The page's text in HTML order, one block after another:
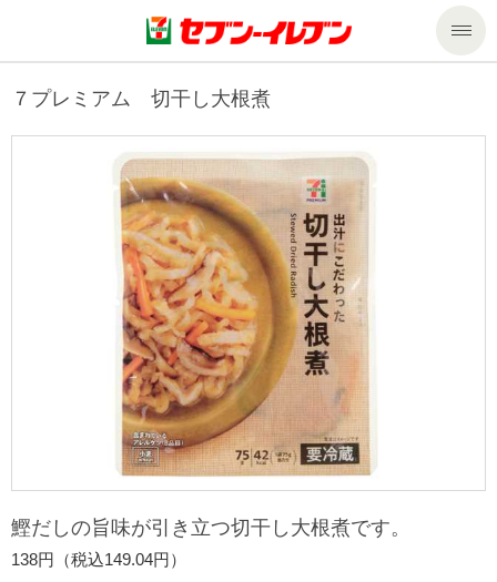
商品のご案内
商品のご案内トップ
商品カテゴリ一覧
セブンプレミアム
食の安全・安心への取組み
ギフト
セール・キャンペーン
サービストップ
マルチコピー機でできること
マルチコピー機でできることトップ
コピー
便利なサービス
宅配便
チケットサービス
企業情報トップ
ニュースリリース
企業理念
私たちの取組み
サステナビリティ
サステナビリティトップ
セブン＆アイ・ホールディングスの重点課題
加盟店オーナー募集
７プレミアム 切干し大根煮
鰹だしの旨味が引き立つ切干し大根煮です。
138円（税込149.04円）